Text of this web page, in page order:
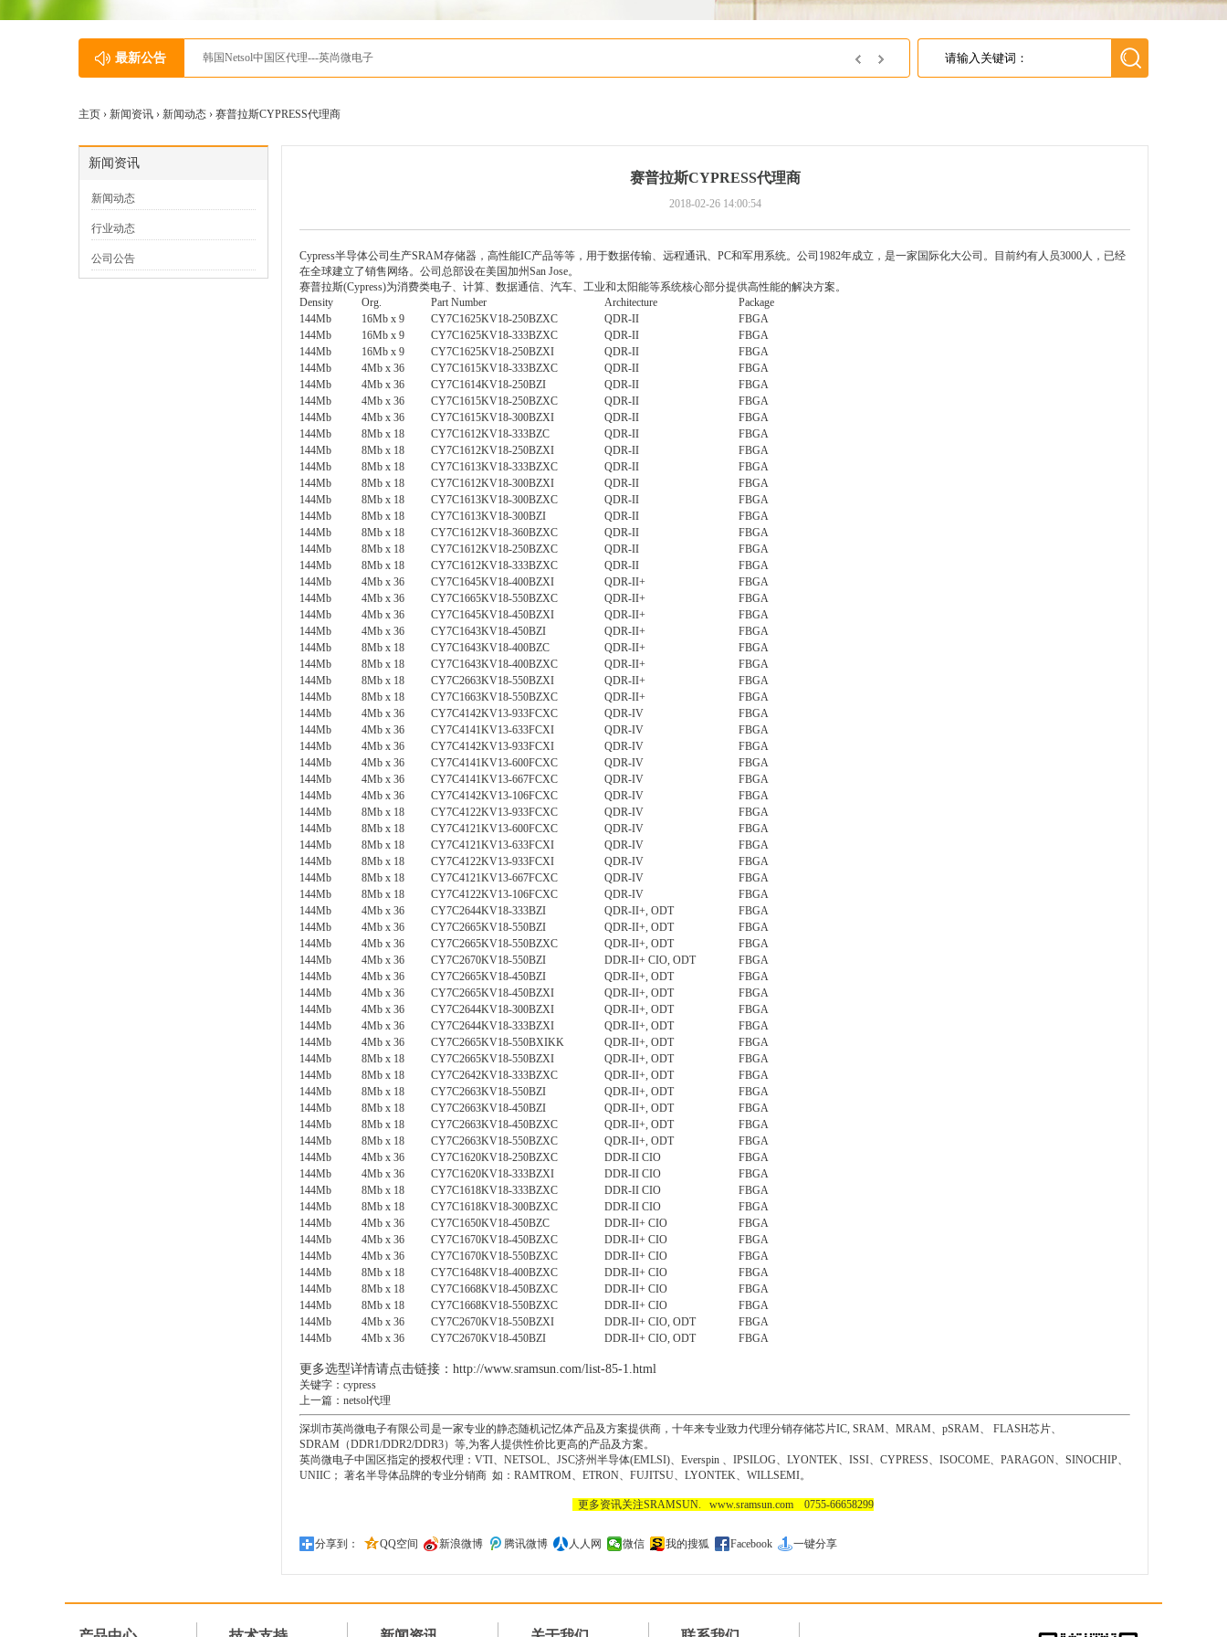
最新公告 韩国Netsol中国区代理---英尚微电子 JSC济州半导体中国区代理---英尚微电子
主页 › 新闻资讯 › 新闻动态 › 赛普拉斯CYPRESS代理商
新闻资讯
新闻动态
行业动态
公司公告
赛普拉斯CYPRESS代理商
2018-02-26 14:00:54
Cypress半导体公司生产SRAM存储器，高性能IC产品等等，用于数据传输、远程通讯、PC和军用系统。公司1982年成立，是一家国际化大公司。目前约有人员3000人，已经
在全球建立了销售网络。公司总部设在美国加州San Jose。
赛普拉斯(Cypress)为消费类电子、计算、数据通信、汽车、工业和太阳能等系统核心部分提供高性能的解决方案。
Density
Org. Part Number Architecture
Package
144Mb
16Mb x 9 CY7C1625KV18-250BZXC QDR-II
FBGA
144Mb
16Mb x 9 CY7C1625KV18-333BZXC QDR-II
FBGA
144Mb
16Mb x 9 CY7C1625KV18-250BZXI QDR-II
FBGA
144Mb
4Mb x 36 CY7C1615KV18-333BZXC QDR-II
FBGA
144Mb
4Mb x 36 CY7C1614KV18-250BZI QDR-II
FBGA
144Mb
4Mb x 36 CY7C1615KV18-250BZXC QDR-II
FBGA
144Mb
4Mb x 36 CY7C1615KV18-300BZXI QDR-II
FBGA
144Mb
8Mb x 18 CY7C1612KV18-333BZC QDR-II
FBGA
144Mb
8Mb x 18 CY7C1612KV18-250BZXI QDR-II
FBGA
144Mb
8Mb x 18 CY7C1613KV18-333BZXC QDR-II
FBGA
144Mb
8Mb x 18 CY7C1612KV18-300BZXI QDR-II
FBGA
144Mb
8Mb x 18 CY7C1613KV18-300BZXC QDR-II
FBGA
144Mb
8Mb x 18 CY7C1613KV18-300BZI QDR-II
FBGA
144Mb
8Mb x 18 CY7C1612KV18-360BZXC QDR-II
FBGA
144Mb
8Mb x 18 CY7C1612KV18-250BZXC QDR-II
FBGA
144Mb
8Mb x 18 CY7C1612KV18-333BZXC QDR-II
FBGA
144Mb
4Mb x 36 CY7C1645KV18-400BZXI QDR-II+
FBGA
144Mb
4Mb x 36 CY7C1665KV18-550BZXC QDR-II+
FBGA
144Mb
4Mb x 36 CY7C1645KV18-450BZXI QDR-II+
FBGA
144Mb
4Mb x 36 CY7C1643KV18-450BZI QDR-II+
FBGA
144Mb
8Mb x 18 CY7C1643KV18-400BZC QDR-II+
FBGA
144Mb
8Mb x 18 CY7C1643KV18-400BZXC QDR-II+
FBGA
144Mb
8Mb x 18 CY7C2663KV18-550BZXI QDR-II+
FBGA
144Mb
8Mb x 18 CY7C1663KV18-550BZXC QDR-II+
FBGA
144Mb
4Mb x 36 CY7C4142KV13-933FCXC QDR-IV
FBGA
144Mb
4Mb x 36 CY7C4141KV13-633FCXI QDR-IV
FBGA
144Mb
4Mb x 36 CY7C4142KV13-933FCXI QDR-IV
FBGA
144Mb
4Mb x 36 CY7C4141KV13-600FCXC QDR-IV
FBGA
144Mb
4Mb x 36 CY7C4141KV13-667FCXC QDR-IV
FBGA
144Mb
4Mb x 36 CY7C4142KV13-106FCXC QDR-IV
FBGA
144Mb
8Mb x 18 CY7C4122KV13-933FCXC QDR-IV
FBGA
144Mb
8Mb x 18 CY7C4121KV13-600FCXC QDR-IV
FBGA
144Mb
8Mb x 18 CY7C4121KV13-633FCXI QDR-IV
FBGA
144Mb
8Mb x 18 CY7C4122KV13-933FCXI QDR-IV
FBGA
144Mb
8Mb x 18 CY7C4121KV13-667FCXC QDR-IV
FBGA
144Mb
8Mb x 18 CY7C4122KV13-106FCXC QDR-IV
FBGA
144Mb
4Mb x 36 CY7C2644KV18-333BZI QDR-II+, ODT
FBGA
144Mb
4Mb x 36 CY7C2665KV18-550BZI QDR-II+, ODT
FBGA
144Mb
4Mb x 36 CY7C2665KV18-550BZXC QDR-II+, ODT
FBGA
144Mb
4Mb x 36 CY7C2670KV18-550BZI DDR-II+ CIO, ODT
FBGA
144Mb
4Mb x 36 CY7C2665KV18-450BZI QDR-II+, ODT
FBGA
144Mb
4Mb x 36 CY7C2665KV18-450BZXI QDR-II+, ODT
FBGA
144Mb
4Mb x 36 CY7C2644KV18-300BZXI QDR-II+, ODT
FBGA
144Mb
4Mb x 36 CY7C2644KV18-333BZXI QDR-II+, ODT
FBGA
144Mb
4Mb x 36 CY7C2665KV18-550BXIKK QDR-II+, ODT
FBGA
144Mb
8Mb x 18 CY7C2665KV18-550BZXI QDR-II+, ODT
FBGA
144Mb
8Mb x 18 CY7C2642KV18-333BZXC QDR-II+, ODT
FBGA
144Mb
8Mb x 18 CY7C2663KV18-550BZI QDR-II+, ODT
FBGA
144Mb
8Mb x 18 CY7C2663KV18-450BZI QDR-II+, ODT
FBGA
144Mb
8Mb x 18 CY7C2663KV18-450BZXC QDR-II+, ODT
FBGA
144Mb
8Mb x 18 CY7C2663KV18-550BZXC QDR-II+, ODT
FBGA
144Mb
4Mb x 36 CY7C1620KV18-250BZXC DDR-II CIO
FBGA
144Mb
4Mb x 36 CY7C1620KV18-333BZXI DDR-II CIO
FBGA
144Mb
8Mb x 18 CY7C1618KV18-333BZXC DDR-II CIO
FBGA
144Mb
8Mb x 18 CY7C1618KV18-300BZXC DDR-II CIO
FBGA
144Mb
4Mb x 36 CY7C1650KV18-450BZC DDR-II+ CIO
FBGA
144Mb
4Mb x 36 CY7C1670KV18-450BZXC DDR-II+ CIO
FBGA
144Mb
4Mb x 36 CY7C1670KV18-550BZXC DDR-II+ CIO
FBGA
144Mb
8Mb x 18 CY7C1648KV18-400BZXC DDR-II+ CIO
FBGA
144Mb
8Mb x 18 CY7C1668KV18-450BZXC DDR-II+ CIO
FBGA
144Mb
8Mb x 18 CY7C1668KV18-550BZXC DDR-II+ CIO
FBGA
144Mb
4Mb x 36 CY7C2670KV18-550BZXI DDR-II+ CIO, ODT
FBGA
144Mb
4Mb x 36 CY7C2670KV18-450BZI DDR-II+ CIO, ODT FBGA
更多选型详情请点击链接： http://www.sramsun.com/list-85-1.html
关键字： cypress
上一篇： netsol代理
深圳市英尚微电子有限公司是一家专业的静态随机记忆体产品及方案提供商，十年来专业致力代理分销存储芯片IC, SRAM、MRAM、pSRAM、 FLASH芯片、
SDRAM（DDR1/DDR2/DDR3）等,为客人提供性价比更高的产品及方案。
英尚微电子中国区指定的授权代理：VTI、NETSOL、JSC济州半导体(EMLSI)、Everspin 、IPSILOG、LYONTEK、ISSI、CYPRESS、ISOCOME、PARAGON、SINOCHIP、
UNIIC； 著名半导体品牌的专业分销商 如：RAMTROM、ETRON、FUJITSU、LYONTEK、WILLSEMI。
更多资讯关注SRAMSUN. www.sramsun.com 0755-66658299
分享到： QQ空间 新浪微博 腾讯微博 人人网 微信 我的搜狐 Facebook 一键分享